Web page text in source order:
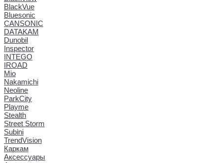
BlackVue
Bluesonic
CANSONIC
DATAKAM
Dunobil
Inspector
INTEGO
IROAD
Mio
Nakamichi
Neoline
ParkCity
Playme
Stealth
Street Storm
Subini
TrendVision
Каркам
Аксессуары